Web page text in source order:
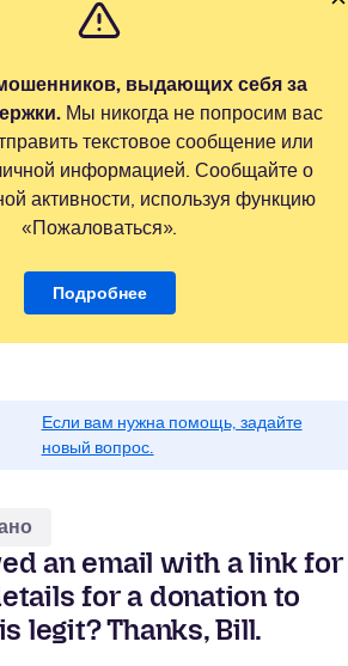
выдающих себя за
Мы никогда не попросим вас
текстовое сообщение или
информацией. Сообщайте о
активности, используя функцию
«Пожаловаться».
Подробнее
Если вам нужна помощь, задайте
новый вопрос.
an email with a link for
for a donation to
legit? Thanks, Bill.